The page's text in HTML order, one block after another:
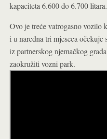
kapaciteta 6.600 do 6.700 litara.
Ovo je treće vatrogasno vozilo
i u naredna tri mjeseca
iz partnerskog njemačkog
zaokružiti vozni park.